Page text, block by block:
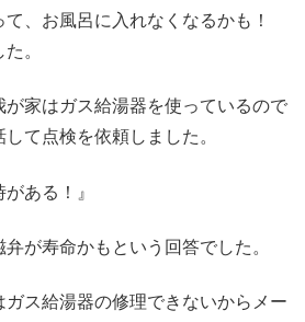
て、お風呂に入れなくなるかも！
。
が家はガス給湯器を使っているので
て点検を依頼しました。
ある！』
が寿命かもという回答でした。
ス給湯器の修理できないからメー